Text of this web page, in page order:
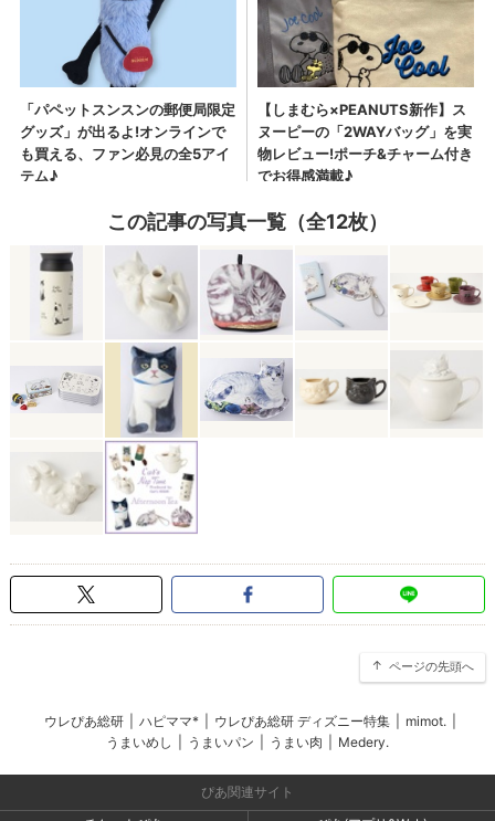
この記事の写真一覧（全12枚）
ページの先頭へ
ウレぴあ総研 ハピママ* ウレぴあ総研 ディズニー特集 mimot.
うまいめし
うまいパン うまい肉 Medery.
ぴあ関連サイト